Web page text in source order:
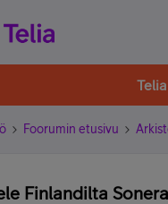
Foorumin etusivu
Finlandilta